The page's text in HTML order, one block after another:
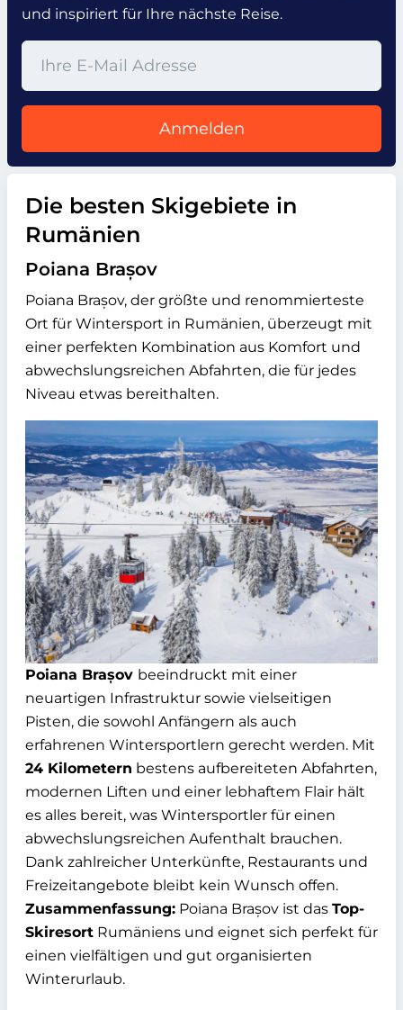
und inspiriert für Ihre nächste Reise.
Anmelden
Die besten Skigebiete in
Rumänien
Poiana Brașov
Poiana Brașov, der größte und renommierteste
Ort für Wintersport in Rumänien, überzeugt mit
einer perfekten Kombination aus Komfort und
abwechslungsreichen Abfahrten, die für jedes
Niveau etwas bereithalten.
Poiana Brașov beeindruckt mit einer
neuartigen Infrastruktur sowie vielseitigen
Pisten, die sowohl Anfängern als auch
erfahrenen Wintersportlern gerecht werden. Mit
24 Kilometern bestens aufbereiteten Abfahrten,
modernen Liften und einer lebhaftem Flair hält
es alles bereit, was Wintersportler für einen
abwechslungsreichen Aufenthalt brauchen.
Dank zahlreicher Unterkünfte, Restaurants und
Freizeitangebote bleibt kein Wunsch offen.
Zusammenfassung: Poiana Brașov ist das Top-
Skiresort Rumäniens und eignet sich perfekt für
einen vielfältigen und gut organisierten
Winterurlaub.